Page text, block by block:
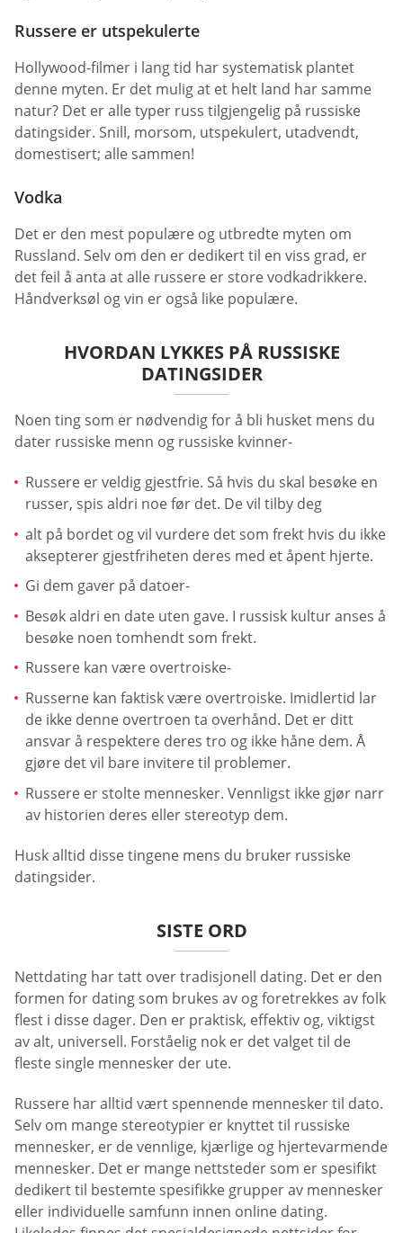
Russere er utspekulerte
Hollywood-filmer i lang tid har systematisk plantet
denne myten. Er det mulig at et helt land har samme
natur? Det er alle typer russ tilgjengelig på russiske
datingsider. Snill, morsom, utspekulert, utadvendt,
domestisert; alle sammen!
Vodka
Det er den mest populære og utbredte myten om
Russland. Selv om den er dedikert til en viss grad, er
det feil å anta at alle russere er store vodkadrikkere.
Håndverksøl og vin er også like populære.
HVORDAN LYKKES PÅ RUSSISKE
DATINGSIDER
Noen ting som er nødvendig for å bli husket mens du
dater russiske menn og russiske kvinner-
Russere er veldig gjestfrie. Så hvis du skal besøke en
russer, spis aldri noe før det. De vil tilby deg
alt på bordet og vil vurdere det som frekt hvis du ikke
aksepterer gjestfriheten deres med et åpent hjerte.
Gi dem gaver på datoer-
Besøk aldri en date uten gave. I russisk kultur anses å
besøke noen tomhendt som frekt.
Russere kan være overtroiske-
Russerne kan faktisk være overtroiske. Imidlertid lar
de ikke denne overtroen ta overhånd. Det er ditt
ansvar å respektere deres tro og ikke håne dem. Å
gjøre det vil bare invitere til problemer.
Russere er stolte mennesker. Vennligst ikke gjør narr
av historien deres eller stereotyp dem.
Husk alltid disse tingene mens du bruker russiske
datingsider.
SISTE ORD
Nettdating har tatt over tradisjonell dating. Det er den
formen for dating som brukes av og foretrekkes av folk
flest i disse dager. Den er praktisk, effektiv og, viktigst
av alt, universell. Forståelig nok er det valget til de
fleste single mennesker der ute.
Russere har alltid vært spennende mennesker til dato.
Selv om mange stereotypier er knyttet til russiske
mennesker, er de vennlige, kjærlige og hjertevarmende
mennesker. Det er mange nettsteder som er spesifikt
dedikert til bestemte spesifikke grupper av mennesker
eller individuelle samfunn innen online dating.